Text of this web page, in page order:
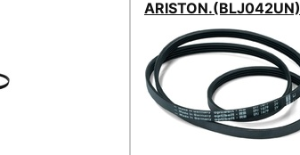
ARISTON.(BLJ042UN)